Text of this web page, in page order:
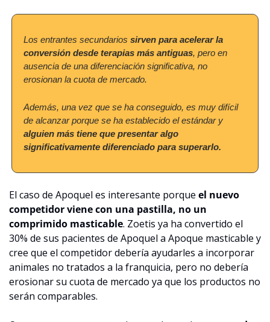
Los entrantes secundarios sirven para acelerar la
conversión desde terapias más antiguas, pero en
ausencia de una diferenciación significativa, no
erosionan la cuota de mercado.
Además, una vez que se ha conseguido, es muy difícil
alguien más tiene que presentar algo
significativamente diferenciado para superarlo.
El caso de Apoquel es interesante porque el nuevo
competidor viene con una pastilla, no un
comprimido masticable. Zoetis ya ha convertido el
30% de sus pacientes de Apoquel a Apoque masticable y
cree que el competidor debería ayudarles a incorporar
animales no tratados a la franquicia, pero no debería
erosionar su cuota de mercado ya que los productos no
serán comparables.